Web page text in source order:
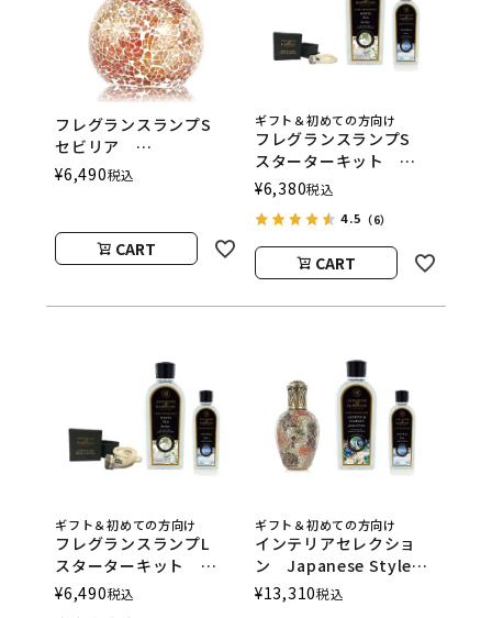
フレグランスランプS
セビリア
ASHLEIGH&BURWOOD
（アシュレイアンドバー
¥6,490税込
CART
ギフト＆初めての方向け
フレグランスランプS
スターターキット
ASHLEIGH&BURWOOD
（アシュレイアンドバー
ウッド）
¥6,380税込
4.5 （6）
CART
ギフト＆初めての方向け
フレグランスランプL
スターターキット
ASHLEIGH&BURWOOD
（アシュレイアンドバー
¥6,490税込
ギフト＆初めての方向け
インテリアセレクショ
ン Japanese Style
ASHLEIGH&BURWOOD
（アシュレイアンドバー
¥13,310税込